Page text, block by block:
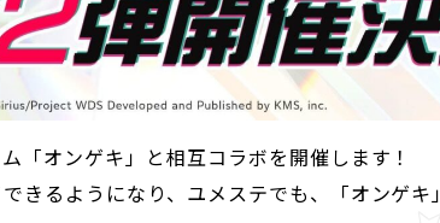
「オンゲキ」と相互コラボを開催します！
きるようになり、ユメステでも、「オンゲ